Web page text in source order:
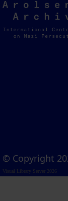
Arolsen
Archives
© Copyright
Visual Library Server 2026